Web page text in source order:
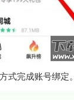
式完成账号绑定。